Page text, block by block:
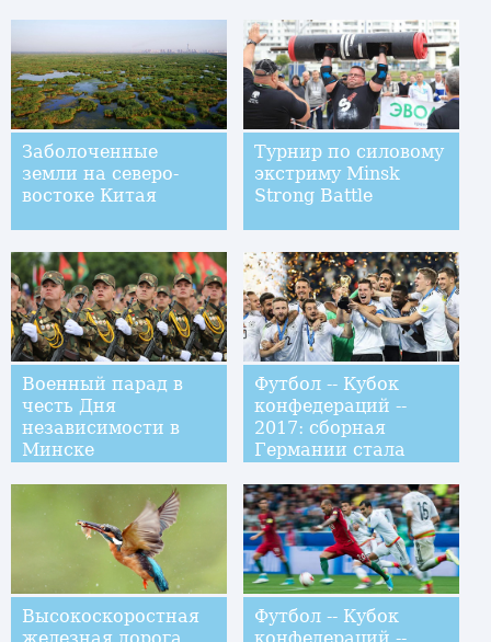
Заболоченные
земли на северо-
востоке Китая
Турнир по силовому
экстриму Minsk
Strong Battle
Военный парад в
честь Дня
независимости в
Минске
Футбол -- Кубок
конфедераций --
2017: сборная
Германии стала
Высокоскоростная
Футбол -- Кубок